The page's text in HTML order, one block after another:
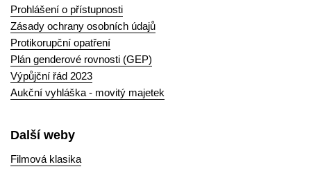
Prohlášení o přístupnosti
Zásady ochrany osobních údajů
Protikorupční opatření
Plán genderové rovnosti (GEP)
Výpůjční řád 2023
Aukční vyhláška - movitý majetek
Další weby
Filmová klasika